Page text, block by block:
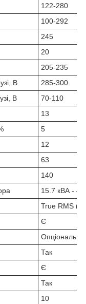
122-280
100-292
245
20
205-235
В
285-300
В
70-110
13
5
12
63
140
15.7 кВА - 40
True RMS
Є
Опціонально
Так
Є
Так
10